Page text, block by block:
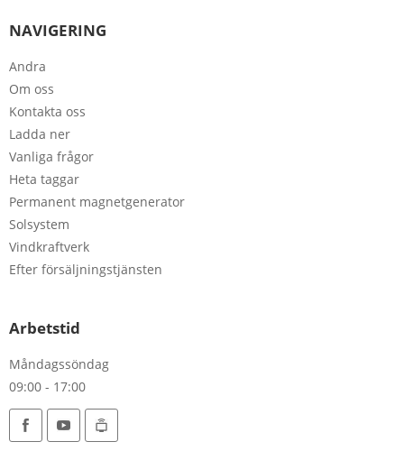
NAVIGERING
Andra
Om oss
Kontakta oss
Ladda ner
Vanliga frågor
Heta taggar
Permanent magnetgenerator
Solsystem
Vindkraftverk
Efter försäljningstjänsten
Arbetstid
Måndagssöndag
09:00 - 17:00